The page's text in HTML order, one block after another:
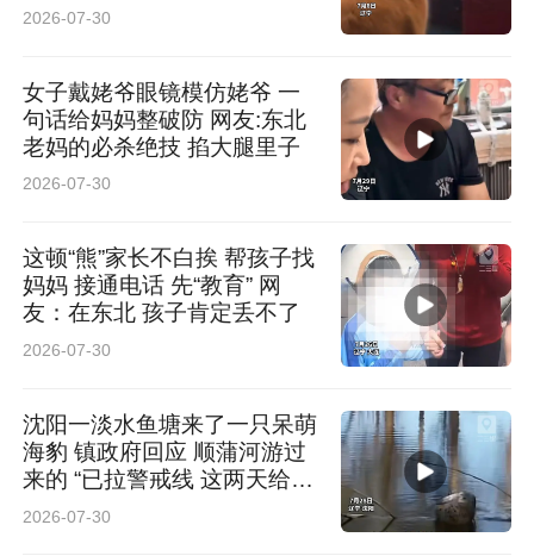
2026-07-30
女子戴姥爷眼镜模仿姥爷 一
句话给妈妈整破防 网友:东北
老妈的必杀绝技 掐大腿里子
2026-07-30
这顿“熊”家长不白挨 帮孩子找
妈妈 接通电话 先“教育” 网
友：在东北 孩子肯定丢不了
2026-07-30
沈阳一淡水鱼塘来了一只呆萌
海豹 镇政府回应 顺蒲河游过
来的 “已拉警戒线 这两天给它
救出来”
2026-07-30